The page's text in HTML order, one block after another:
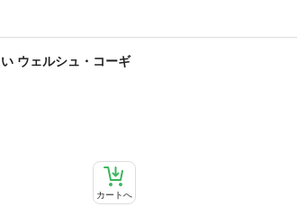
ウェルシュ・コーギ
カートへ